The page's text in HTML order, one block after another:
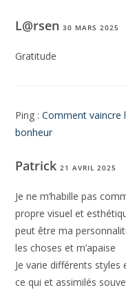
L@rsen30 MARS 2025
Gratitude
Ping :Comment vaincre
bonheur
Patrick21 AVRIL 2025
Je ne m’habille pas
propre visuel et
peut être ma
les choses et m’apaise
Je varie différents
ce qui et assimilés